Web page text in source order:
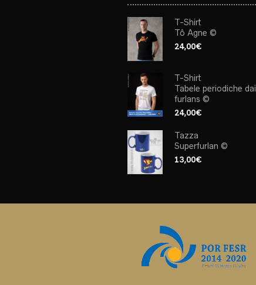
T-Shirt
Tô Agne ©
24,00€
T-Shirt
Tabele periodiche dai
furlans ©
24,00€
Tazza
Superfurlan ©
13,00€